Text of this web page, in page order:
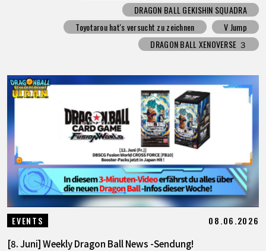
DRAGON BALL GEKISHIN SQUADRA
Toyotarou hat's versucht zu zeichnen
V Jump
DRAGON BALL XENOVERSE ３
EVENTS 08.06.2026
[8. Juni] Weekly Dragon Ball News -Sendung!